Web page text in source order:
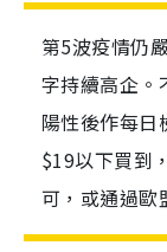
第5波疫情仍
字持續高企。
陽性後作每
$19以下買到
可，或通過歐